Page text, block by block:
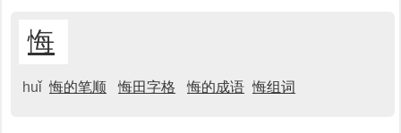
悔
huǐ悔的笔顺 悔田字格 悔的成语 悔组词